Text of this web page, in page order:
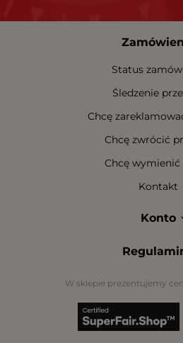
Status
Śledzenie
Chcę
Chcę zwrócić
Chcę
Kontakt
Konto
W sklepie prezentujemy